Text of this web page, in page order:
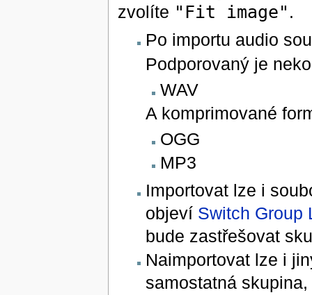
zvolíte "Fit image" .
Po importu audio
Podporovaný je
WAV
A komprimované
OGG
MP3
Importovat lze i
objeví Switch Group
bude zastřešovat
Naimportovat lze i
samostatná